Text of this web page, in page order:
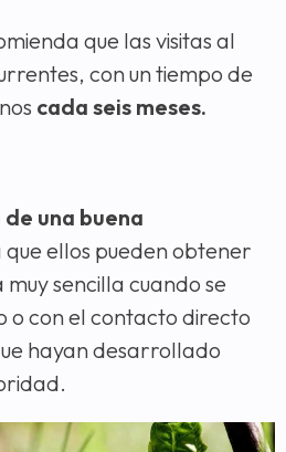
que las visitas al
con un tiempo de
cada seis meses.
una buena
que ellos pueden obtener
sencilla cuando se
o con el contacto directo
hayan desarrollado